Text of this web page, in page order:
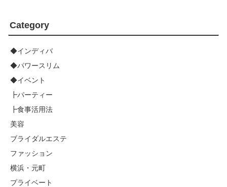
Category
◆インディバ
◆パワースリム
◆イベント
┣パーティー
┣食事活用法
美容
ブライダルエステ
ファッション
横浜・元町
プライベート